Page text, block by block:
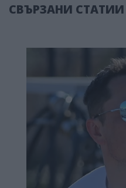
СВЪРЗАНИ СТАТИИ